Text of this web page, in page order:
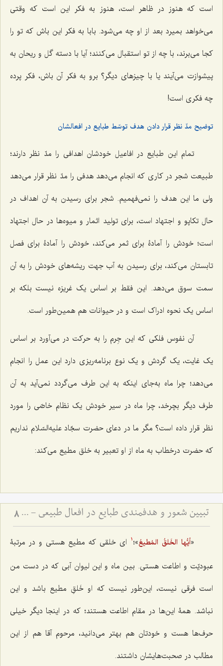
است که هنوز در ظاهر است، هنوز به فکر این است که وقتی
مى‌خواهد بمیرد بعد از او چه مى‌شود. بابا به فکر این باش که تو را
کجا مى‌برند، با چه از تو استقبال مى‌کنند؛ آیا با دسته گل و ریحان به
پیشوازت می‌آیند یا با چیزهاى دیگر؟ برو به فکر آن باش، فکر پرده
چه فکری است!
توضیح مدّ نظر قرار دادن هدف توسّط طبایع در افعالشان
تمام این طبایع در افاعیل خودشان اهدافى را مدّ نظر دارند؛
طبیعت شجر در کارى که انجام می‌دهد هدفی را مدّ نظر قرار می‌دهد
ولی ما این هدف را نمى‌فهمیم. شجر براى رسیدن به آن اهداف در
حال تکاپو و اجتهاد است، برای تولید اثمار و میوه‌ها در حال اجتهاد
است؛ خودش را آمادۀ براى ثمر مى‌کند، خودش را آمادۀ براى فصل
تابستان مى‌کند، براى رسیدن به آب جهت ریشه‌های خودش را به آن
سمت سوق مى‌دهد. این فقط بر اساس یک غریزه نیست بلکه بر
اساس یک نحوه ادراک است و در حیوانات هم همین‌طور است.
آن نفوس فلکى که این جِرم را به حرکت در مى‌آورد بر اساس
یک غایت، یک گردش و یک نوع برنامه‌ریزى دارد این عمل را انجام
مى‌دهد؛ چرا ماه به‌جاى اینکه به این طرف می‌گردد نمى‌آید به آن
طرف دیگر بچرخد، چرا ماه در سیر خودش یک نظام خاصّى را مورد
نظر قرار داده است؟ مگر ما در دعاى حضرت سجّاد علیه‌السّلام نداریم
که حضرت درخطاب به ماه از او تعبیر به خلق مطیع مى‌کند:
تبیین شعور و هدفمندی طبایع در افعال طبیعی - پاسخ به شبهه فخر رازی درباره غایت‌مندی موجودات عالم 8
«أیُّها الخَلقُ المُطیعُ»؛ 1
ای خلقى که مطیع هستى و در مرتبۀ
عبودیّت و اطاعت هستى. بین ماه و این لیوان آبى که در دست من
است فرقى نیست، این‌طور نیست که او خَلقِ مطیع باشد و این
نباشد. همۀ این‌ها در مقام اطاعت هستند؛ که در اینجا دیگر خیلى
حرف‌ها هست و خودتان هم بهتر مى‌دانید، مرحوم آقا هم از این
مطالب در صحبت‌هایشان داشتند.